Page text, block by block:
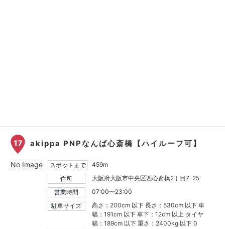
17 akippa PNPなんば心斎橋【ハイルーフ可】
スポットまで
459m
住所
大阪府大阪市中央区西心斎橋2丁目7-25
営業時間
07:00〜23:00
駐車サイズ
高さ：200cm 以下 長さ：530cm 以下 車
幅：191cm 以下 車下：12cm 以上 タイヤ
幅：189cm 以下 重さ：2400kg 以下 0
No Image